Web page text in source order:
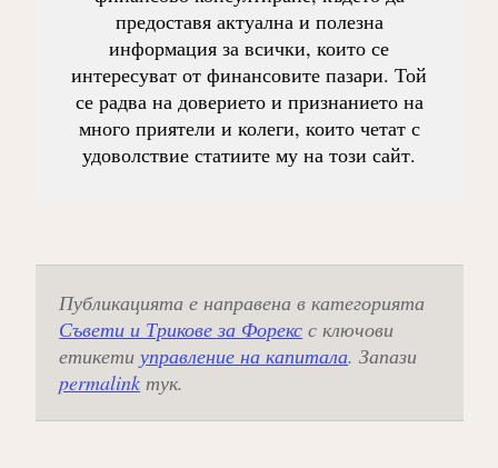
предоставя актуална и полезна
информация за всички, които се
интересуват от финансовите пазари. Той
се радва на доверието и признанието на
много приятели и колеги, които четат с
удоволствие статиите му на този сайт.
Публикацията е направена в категорията
Съвети и Трикове за Форекс с ключови
етикетиуправление на капитала. Запази
permalink тук.